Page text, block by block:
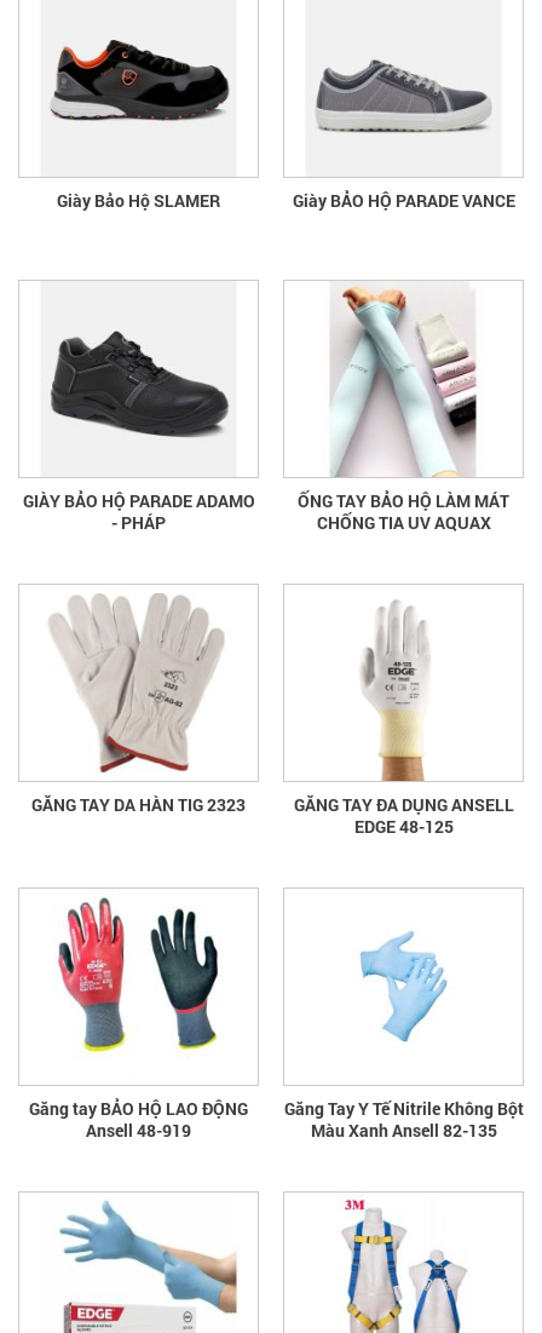
Giày Bảo Hộ SLAMER Giày BẢO HỘ PARADE VANCE
GIÀY BẢO HỘ PARADE ADAMO
- PHÁP
ỐNG TAY BẢO HỘ LÀM MÁT
CHỐNG TIA UV AQUAX
GĂNG TAY DA HÀN TIG 2323
GĂNG TAY ĐA DỤNG ANSELL
EDGE 48-125
Găng tay BẢO HỘ LAO ĐỘNG
Ansell 48-919
Găng Tay Y Tế Nitrile Không Bột
Màu Xanh Ansell 82-135